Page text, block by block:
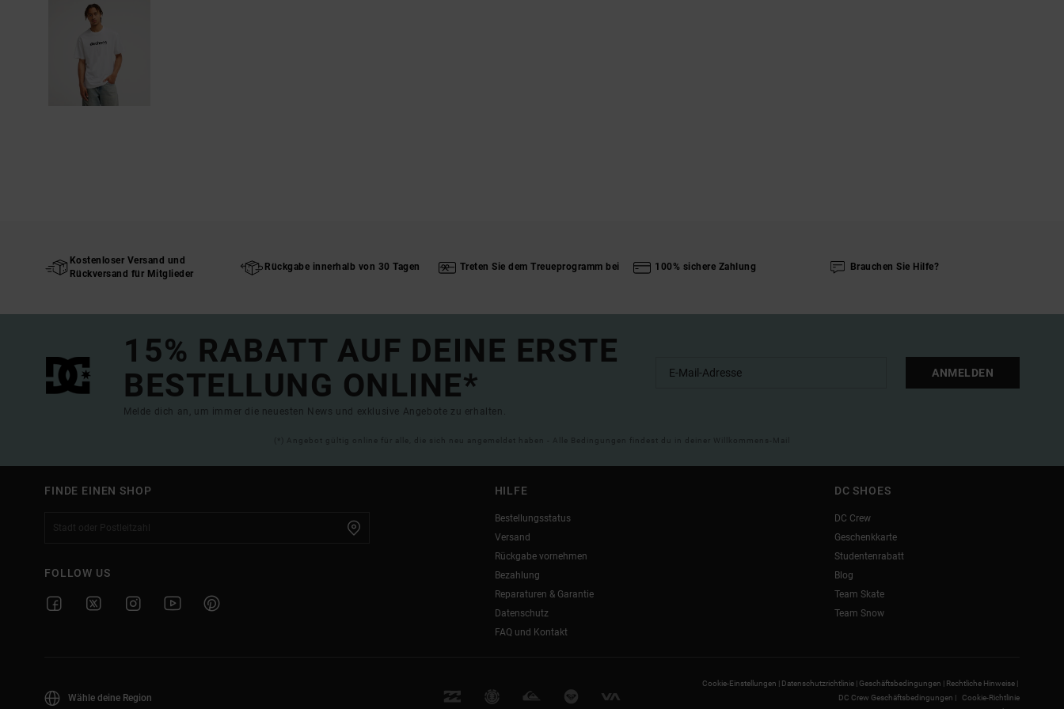
Kostenloser Versand und
Rückversand für Mitglieder
Rückgabe innerhalb von 30 Tagen Treten Sie dem Treueprogramm bei 100% sichere Zahlung Brauchen Sie Hilfe?
15% RABATT AUF DEINE ERSTE
BESTELLUNG ONLINE*
Melde dich an, um immer die neuesten News und exklusive Angebote zu erhalten.
ANMELDEN
(*) Angebot gültig online für alle, die sich neu angemeldet haben - Alle Bedingungen findest du in deiner Willkommens-Mail
FINDE EINEN SHOP
FOLLOW US
HILFE
Bestellungsstatus
Versand
Rückgabe vornehmen
Bezahlung
Reparaturen & Garantie
Datenschutz
FAQ und Kontakt
DC SHOES
DC Crew
Geschenkkarte
Studentenrabatt
Blog
Team Skate
Team Snow
Wähle deine Region
Cookie-Einstellungen | Datenschutzrichtlinie |Geschäftsbedingungen | Rechtliche Hinweise |
DC Crew Geschäftsbedingungen |
Cookie-Richtlinie